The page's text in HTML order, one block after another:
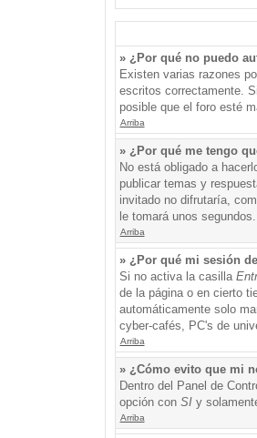
» ¿Por qué no puedo
Existen varias razones
escritos correctamente.
posible que el foro esté
Arriba
» ¿Por qué me tengo
No está obligado a
publicar temas y
invitado no difrutaría,
le tomará unos
Arriba
» ¿Por qué mi sesión
Si no activa la casilla
de la página o en cierto
automáticamente solo
cyber-cafés, PC's de
Arriba
» ¿Cómo evito que mi
Dentro del Panel de
opción con SIy
Arriba